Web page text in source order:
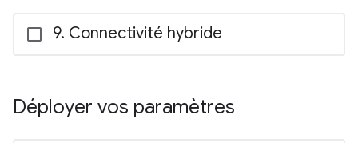
Connectivité hybride
Déployer vos paramètres